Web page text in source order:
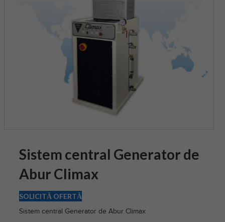
Sistem central Generator de
Abur Climax
SOLICITĂ OFERTĂ
Sistem central Generator de Abur Climax